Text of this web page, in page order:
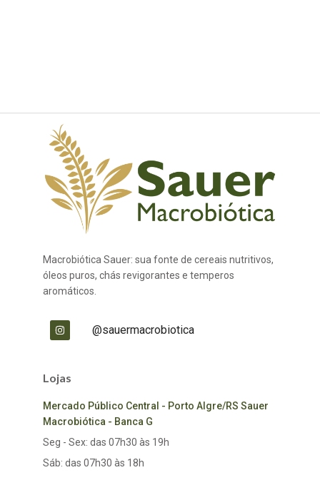
Macrobiótica Sauer: sua fonte de cereais nutritivos,
óleos puros, chás revigorantes e temperos
aromáticos.
@sauermacrobiotica
Lojas
Mercado Público Central - Porto Algre/RS Sauer
Macrobiótica - Banca G
Seg - Sex: das 07h30 às 19h
Sáb: das 07h30 às 18h